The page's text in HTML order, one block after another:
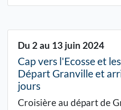
Du 2 au 13 juin 2024
Cap vers l'Ecosse et
Départ Granville et
jours
Croisière au départ de